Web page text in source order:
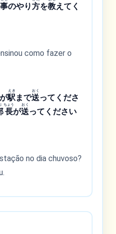
事のやり方を教えてく
como fazer o
駅
えき
まで送
おく
ってくださ
長
ちょう
が送
おく
ってください
no dia chuvoso?